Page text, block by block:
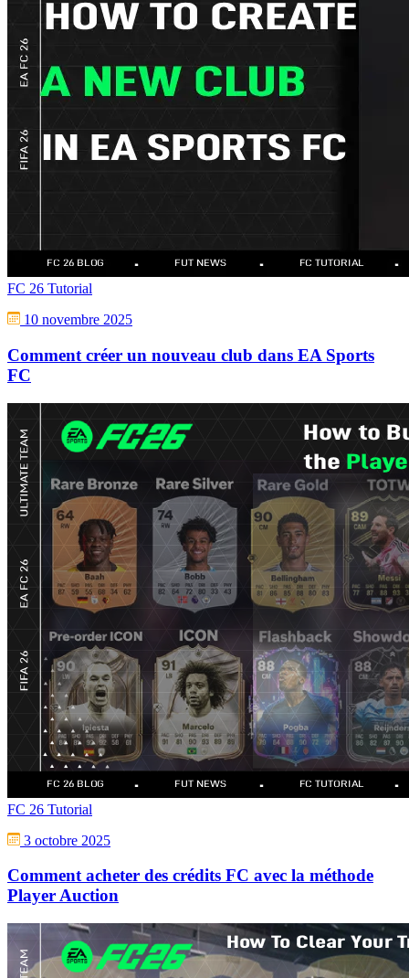
FC 26 Tutorial
10 novembre 2025
Comment créer un nouveau club dans EA Sports
FC
FC 26 Tutorial
3 octobre 2025
Comment acheter des crédits FC avec la méthode
Player Auction